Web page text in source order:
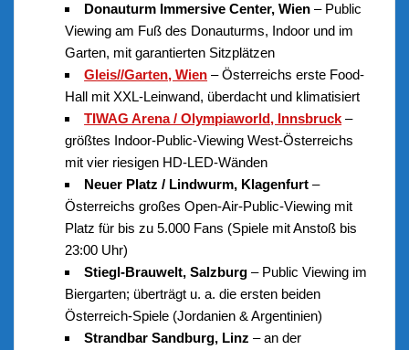
Donauturm Immersive Center, Wien – Public
Viewing am Fuß des Donauturms, Indoor und im
Garten, mit garantierten Sitzplätzen
Gleis//Garten, Wien – Österreichs erste Food-
Hall mit XXL-Leinwand, überdacht und klimatisiert
TIWAG Arena / Olympiaworld, Innsbruck –
größtes Indoor-Public-Viewing West-Österreichs
mit vier riesigen HD-LED-Wänden
Neuer Platz / Lindwurm, Klagenfurt –
Österreichs großes Open-Air-Public-Viewing mit
Platz für bis zu 5.000 Fans (Spiele mit Anstoß bis
23:00 Uhr)
Stiegl-Brauwelt, Salzburg – Public Viewing im
Biergarten; überträgt u. a. die ersten beiden
Österreich-Spiele (Jordanien & Argentinien)
Strandbar Sandburg, Linz – an der